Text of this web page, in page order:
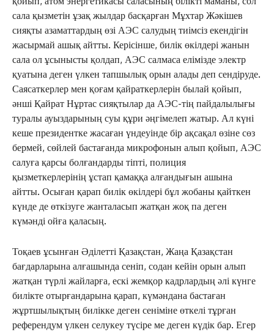
сала қызметін ұзақ жылдар басқарған Мұхтар Жәкішев
сияқты азаматтардың өзі АЭС салудың тиімсіз екендігін
жасырмай ашық айтты. Керісінше, билік өкілдері жанын
сала ол ұсынысты қолдап, АЭС салмаса елімізде электр
қуатына деген үлкен тапшылық орын алады деп сендіруде.
Саясаткерлер мен қоғам қайраткерлерін былай қойып,
әнші Қайрат Нұртас сияқтылар да АЭС-тің пайдалылығы
туралы ауыздарының суы құри әңгімелеп жатыр. Ал күні
кеше президентке жасаған үндеуінде бір ақсақал өзіне сөз
бермей, сөйлей бастағанда микрофонын алып қойып, АЭС
салуға қарсы болғандарды тіпті, полиция
қызметкерлерінің ұстап қамаққа алғандығын ашына
айтты. Осыған қарап билік өкілдері бұл жобаны қайткен
күнде де өткізуге жанталасып жатқан жоқ па деген
күмәнді ойға қаласың.
Тоқаев ұсынған Әділетті Қазақстан, Жаңа Қазақстан
бағдарларына алғашында сеніп, содан кейін орын алып
жатқан түрлі жайларға, ескі жемқор кадрлардың әлі күнге
билікте отырғандарына қарап, күмәндана бастаған
жұртшылықтың билікке деген сеніміне өткелі тұрған
референдум үлкен селукеу түсіре ме деген күдік бар. Егер